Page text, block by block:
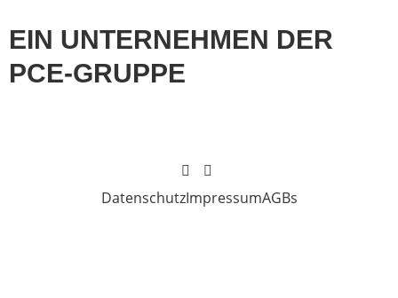
EIN UNTERNEHMEN DER
PCE-GRUPPE
DatenschutzImpressumAGBs